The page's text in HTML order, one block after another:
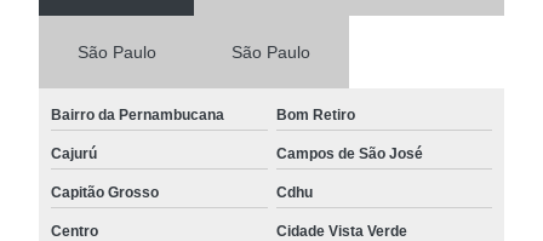
São Paulo São Paulo
Bairro da Pernambucana Bom Retiro
Cajurú Campos de São José
Capitão Grosso Cdhu
Centro Cidade Vista Verde